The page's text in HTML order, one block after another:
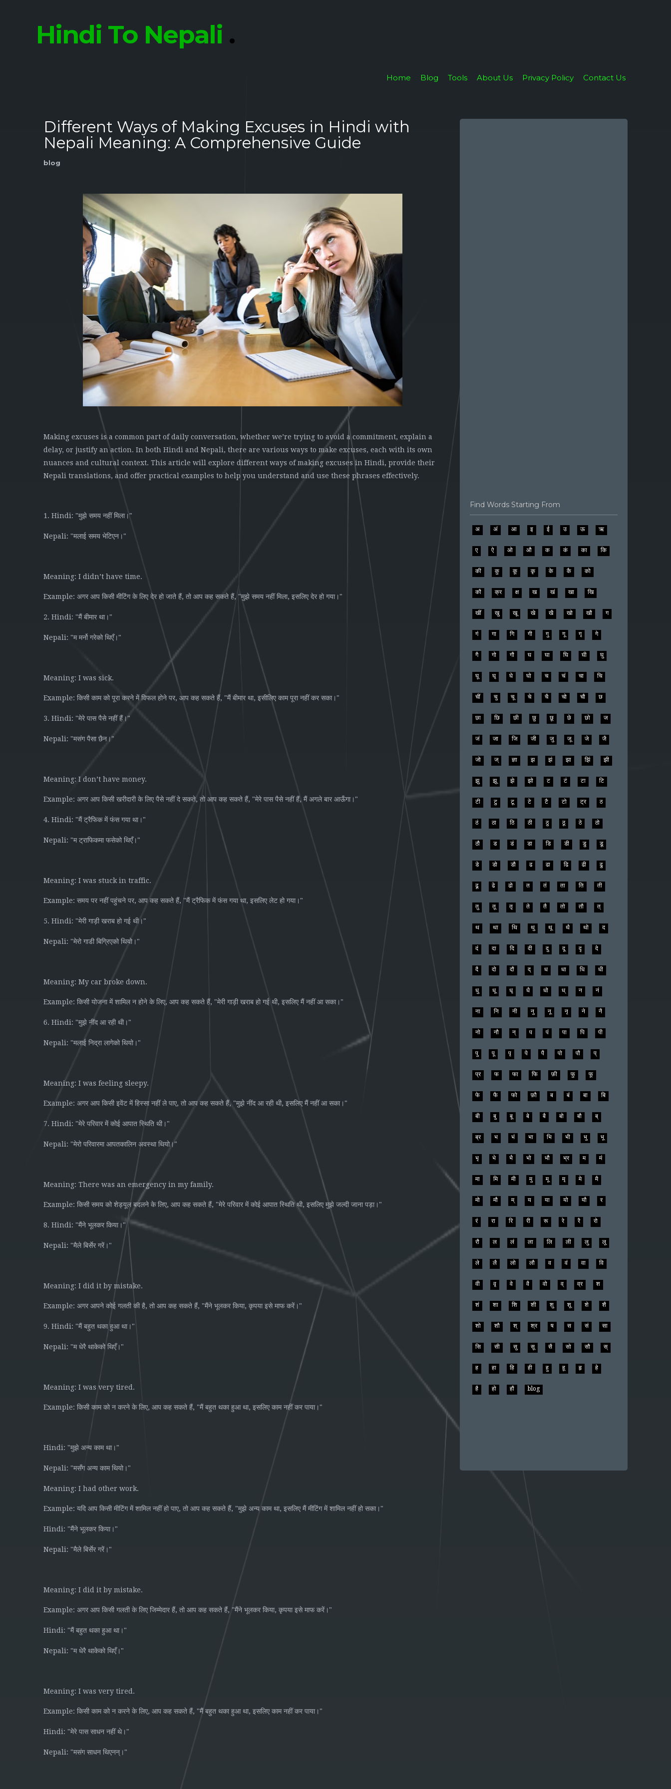
Hindi To Nepali .
Home Blog Tools About Us Privacy Policy Contact Us
Different Ways of Making Excuses in Hindi with
Nepali Meaning: A Comprehensive Guide
blog
Making excuses is a common part of daily conversation, whether we’re trying to avoid a commitment, explain a
delay, or justify an action. In both Hindi and Nepali, there are various ways to make excuses, each with its own
nuances and cultural context. This article will explore different ways of making excuses in Hindi, provide their
Nepali translations, and offer practical examples to help you understand and use these phrases effectively.
1. Hindi: "मुझे समय नहीं मिला। "
Nepali: "मलाई समय भेटिएन। "
Meaning: I didn’t have time.
Example: अगर आप किसी मीटिंग के लिए देर हो जाते हैं, तो आप कह सकते हैं, "मुझे समय नहीं मिला, इसलिए देर हो गया। "
2. Hindi: "मैं बीमार था। "
Nepali: "म मर्नो गरेको थिएँ। "
Meaning: I was sick.
Example: किसी काम को पूरा करने में विफल होने पर, आप कह सकते हैं, "मैं बीमार था, इसीलिए काम पूरा नहीं कर सका। "
3. Hindi: "मेरे पास पैसे नहीं हैं।"
Nepali: "मसंग पैसा छैन।"
Meaning: I don’t have money.
Example: अगर आप किसी खरीदारी के लिए पैसे नहीं दे सकते, तो आप कह सकते हैं, "मेरे पास पैसे नहीं हैं, मैं अगले बार आऊँगा। "
4. Hindi: "मैं ट्रैफिक में फंस गया था। "
Nepali: "म ट्राफिकमा फसेको थिएँ। "
Meaning: I was stuck in traffic.
Example: समय पर नहीं पहुंचने पर, आप कह सकते हैं, "मैं ट्रैफिक में फंस गया था, इसलिए लेट हो गया। "
5. Hindi: "मेरी गाड़ी खराब हो गई थी। "
Nepali: "मेरो गाडी बिग्रिएको थियो। "
Meaning: My car broke down.
Example: किसी योजना में शामिल न होने के लिए, आप कह सकते हैं, "मेरी गाड़ी खराब हो गई थी, इसलिए मैं नहीं आ सका। "
6. Hindi: "मुझे नींद आ रही थी। "
Nepali: "मलाई निद्रा लागेको थियो। "
Meaning: I was feeling sleepy.
Example: अगर आप किसी इवेंट में हिस्सा नहीं ले पाए, तो आप कह सकते हैं, "मुझे नींद आ रही थी, इसलिए मैं नहीं आ सका। "
7. Hindi: "मेरे परिवार में कोई आपात स्थिति थी। "
Nepali: "मेरो परिवारमा आपतकालिन अवस्था थियो।"
Meaning: There was an emergency in my family.
Example: किसी समय को शेड्यूल बदलने के लिए, आप कह सकते हैं, "मेरे परिवार में कोई आपात स्थिति थी, इसलिए मुझे जल्दी जाना पड़ा। "
8. Hindi: "मैंने भूलकर किया। "
Nepali: "मैले बिर्सेर गरें। "
Meaning: I did it by mistake.
Example: अगर आपने कोई गलती की है, तो आप कह सकते हैं, "मैंने भूलकर किया, कृपया इसे माफ करें। "
9. Hindi: "मैं बहुत थका हुआ था। "
Nepali: "म धेरै थाकेको थिएँ। "
Meaning: I was very tired.
Example: किसी काम को न करने के लिए, आप कह सकते हैं, "मैं बहुत थका हुआ था, इसलिए काम नहीं कर पाया। "
Hindi: "मुझे अन्य काम था। "
Nepali: "मसँग अन्य काम थियो। "
Meaning: I had other work.
Example: यदि आप किसी मीटिंग में शामिल नहीं हो पाए, तो आप कह सकते हैं, "मुझे अन्य काम था, इसलिए मैं मीटिंग में शामिल नहीं हो सका। "
Hindi: "मैंने भूलकर किया। "
Nepali: "मैले बिर्सेर गरें। "
Meaning: I did it by mistake.
Example: अगर आप किसी गलती के लिए जिम्मेदार हैं, तो आप कह सकते हैं, "मैंने भूलकर किया, कृपया इसे माफ करें। "
Hindi: "मैं बहुत थका हुआ था। "
Nepali: "म धेरै थाकेको थिएँ। "
Meaning: I was very tired.
Example: किसी काम को न करने के लिए, आप कह सकते हैं, "मैं बहुत थका हुआ था, इसलिए काम नहीं कर पाया। "
Hindi: "मेरे पास साधन नहीं थे। "
Nepali: "मसंग साधन थिएनन्। "
Find Words Starting From
अ अं आ इ ई उ ऊ ऋ
ए ऐ ओ औ क कं का कि
की कु कू कृ के कै को
कौ क्र क्ष ख खं खा खि
खीं खु खू खे खै खो खौ ग
गं गा गि गी गु गू गृ गे
गै गो गौ घ घा घि घी घु
घू घृ घे घो च चं चा चि
चीं चु चू चे चै चो चौ छ
छा छि छी छु छू छे छो ज
जं जा जि जी जु जू जे जै
जो ज् ज्ञा झ झं झा झिं झी
झु झू झे झो ट टं टा टि
टी टु टू टे टै टो ट्र ठ
ठं ठा ठि ठी ठु ठू ठे ठो
ठौ ड डं डा डि डी डु डू
डे डो डौ ढ ढा ढि ढी ढु
ढू ढे ढो त तं ता ति ती
तु तू तृ ते तै तो तौ त्
थ था थि थु थू थै थो द
दं दा दि दी दु दू दृ दे
दै दो दौ द् ध धा धि धी
धु धू धृ धै धो ध् न नं
ना नि नी नु नू नृ ने नै
नो नौ न् प पं पा पि पी
पु पू पृ पे पै पो पौ प्
प्र फ फा फि फ़ी फु फू
फे फै फो फ़ौ ब बं बा बि
बी बु बू बे बै बो बौ ब्
ब्र भ भं भा भि भी भु भू
भृ भे भै भो भौ भ्र म मं
मा मि मी मु मू मृ मे मै
मो मौ म् य या यो यौ र
रं रा रि री रू रे रै रो
रौ ल लं ला लि ली लु लू
ले लै लो लौ व वं वा वि
वी वृ वे वै वो व् व्र श
शं शा शि शी शु शू शे शै
शो शौ श् श्र ष स सं सा
सि सी सु सू सै सो सौ स्
ह हा हि ही हु हू हृ हे
है हो हौ blog